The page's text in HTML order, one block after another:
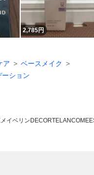
2,785円
ア
ベースメイク
ーション
メイベリン DECORTELANCOME